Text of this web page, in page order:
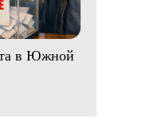
в Южной